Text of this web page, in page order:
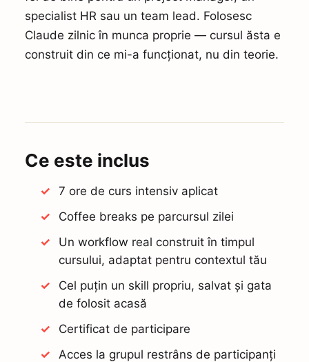
specialist HR sau un team lead. Folosesc
Claude zilnic în munca proprie — cursul ăsta e
construit din ce mi-a funcționat, nu din teorie.
Ce este inclus
7 ore de curs intensiv aplicat
Coffee breaks pe parcursul zilei
Un workflow real construit în timpul
cursului, adaptat pentru contextul tău
Cel puțin un skill propriu, salvat și gata
de folosit acasă
Certificat de participare
Acces la grupul restrâns de participanți